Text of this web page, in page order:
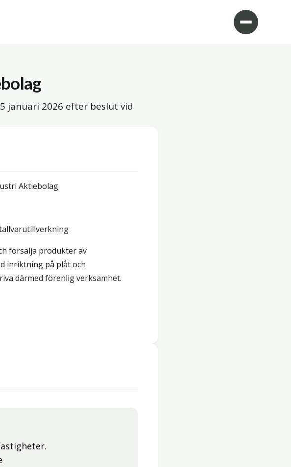
5 januari 2026 efter beslut vid
Aktiebolag
försälja produkter av
inriktning på plåt och
därmed förenlig verksamhet.